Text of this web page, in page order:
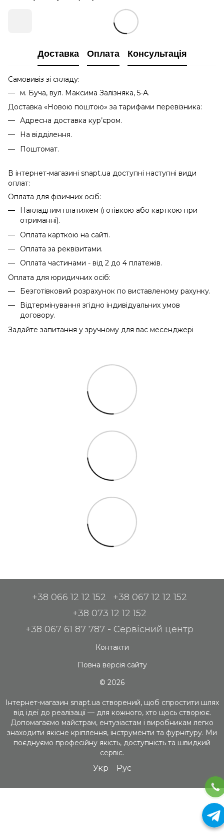
Доставка Оплата Консультація
Самовивіз зі складу:
м. Буча, вул. Максима Залізняка, 5-А.
Доставка «Новою поштою» за тарифами перевізника:
Адресна доставка кур’єром.
На відділення.
Поштомат.
В інтернет-магазині snapt.ua доступні наступні види
оплат:
Оплата для фізичних осіб:
Накладним платижем (готівкою або карткою при
отриманні).
Оплата карткою на сайті.
Оплата за реквізитами.
Оплата частинами - від 2 до 4 платежів.
Оплата для юридичних осіб:
Безготівковий розрахунок по виставленому рахунку.
Відтермінування згідно індивідуальних умов
договору.
Задайте запитання у зручному для вас месенджері
+38 066 12 12 152
+38 067 12 12 152
+38 073 12 12 152
+38 067 61 87 787 - Сервісний центр
Контакти
Повна версія сайту
© 2026
Інтернет-магазин snapt.ua створений, щоб спростити шлях
від ідеї до реалізації — для кожного, хто щось створює.
Допомагаємо майстрам, ентузіастам і виробникам легко
знаходити якісне кріплення, інструменти та фурнітуру. Ми
поєднуємо професійну якість, доступність та швидкий
сервіс.
Укр Рус